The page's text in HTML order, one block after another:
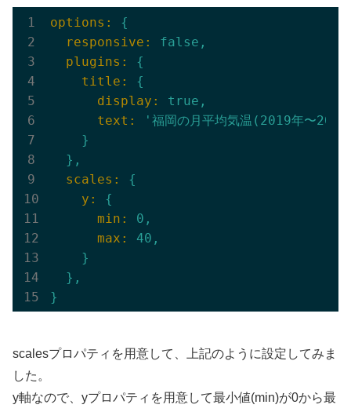
options:
{
  responsive:
false ,
  plugins:
{
    title:
{
      display:
true ,
      text:
'福岡の月平均気温(2019年〜
}
},
  scales:
{
    y:
{
      min:
0 ,
      max:
40 ,
}
},
}
scalesプロパティを用意して、上記のように設定してみま
した。
y軸なので、yプロパティを用意して最小値(min)が0から最